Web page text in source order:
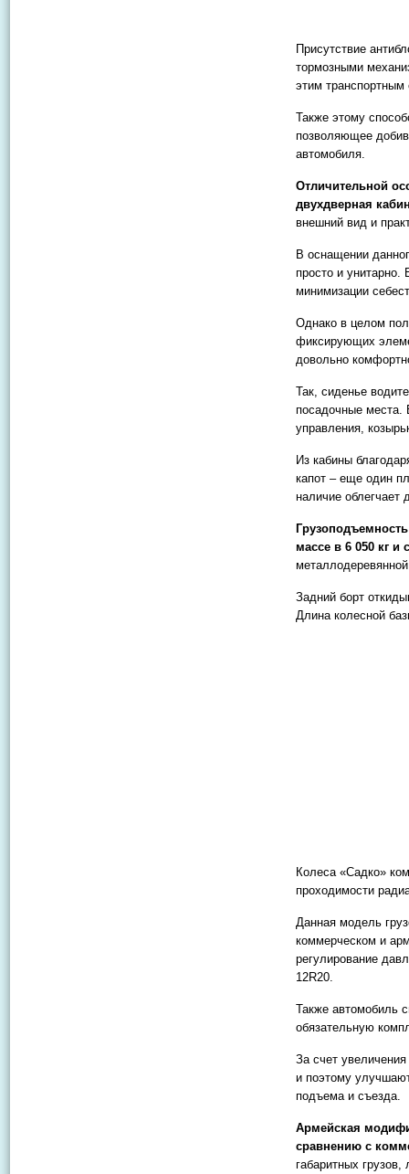
Присутствие
тормозными
этим транспортным
Также этому
позволяющее
автомобиля.
Отличительной
двухдверная
внешний вид и
В оснащении
просто и унитарно.
минимизации
Однако в целом
фиксирующих
довольно
Так, сиденье
посадочные места.
управления,
Из кабины
капот – еще один
наличие облегчает
массе в 6 050 кг и
Задний борт
Длина колесной
Колеса «Садко»
проходимости
Данная модель
коммерческом и
регулирование
12R20.
Также автомобиль
обязательную
За счет
и поэтому
подъема и съезда.
Армейская
сравнению с
габаритных